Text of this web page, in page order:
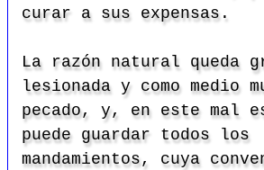
curar a sus expensas.
La razón natural queda
lesionada y como medio
pecado, y, en este mal
puede guardar todos los
mandamientos, cuya